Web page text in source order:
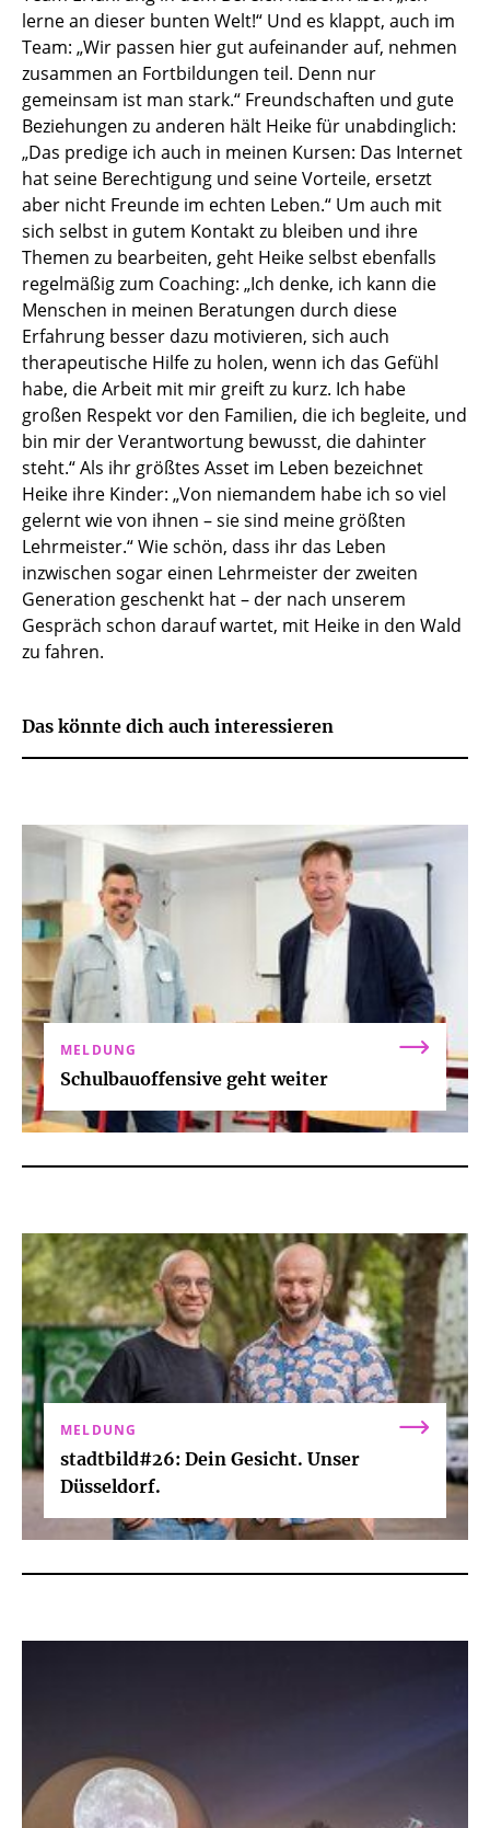
lerne an dieser bunten Welt!“ Und es klappt, auch im
Team: „Wir passen hier gut aufeinander auf, nehmen
zusammen an Fortbildungen teil. Denn nur
gemeinsam ist man stark.“ Freundschaften und gute
Beziehungen zu anderen hält Heike für unabdinglich:
„Das predige ich auch in meinen Kursen: Das Internet
hat seine Berechtigung und seine Vorteile, ersetzt
aber nicht Freunde im echten Leben.“ Um auch mit
sich selbst in gutem Kontakt zu bleiben und ihre
Themen zu bearbeiten, geht Heike selbst ebenfalls
regelmäßig zum Coaching: „Ich denke, ich kann die
Menschen in meinen Beratungen durch diese
Erfahrung besser dazu motivieren, sich auch
therapeutische Hilfe zu holen, wenn ich das Gefühl
habe, die Arbeit mit mir greift zu kurz. Ich habe
großen Respekt vor den Familien, die ich begleite, und
bin mir der Verantwortung bewusst, die dahinter
steht.“ Als ihr größtes Asset im Leben bezeichnet
Heike ihre Kinder: „Von niemandem habe ich so viel
gelernt wie von ihnen – sie sind meine größten
Lehrmeister.“ Wie schön, dass ihr das Leben
inzwischen sogar einen Lehrmeister der zweiten
Generation geschenkt hat – der nach unserem
Gespräch schon darauf wartet, mit Heike in den Wald
zu fahren.
Das könnte dich auch interessieren
MELDUNG
Schulbauoffensive geht weiter
MELDUNG
stadtbild#26: Dein Gesicht. Unser
Düsseldorf.